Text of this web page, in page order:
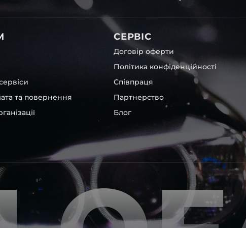
та унікальні.
офісі та оптовому
– на всіх
– для швидкої
будь-які
пару чи комплект.
перевіряють та
та повернення
СЕРВІС
Договір оферти
Політика конфіденційності
Співпраця
Партнерство
Блог